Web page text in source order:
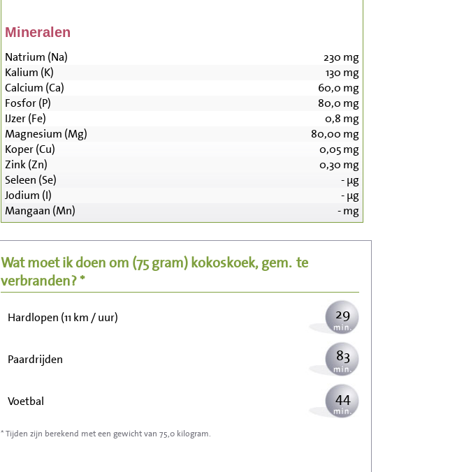
Mineralen
Natrium (Na) 230 mg
Kalium (K)
130 mg
Calcium (Ca)
60,0 mg
Fosfor (P)
80,0 mg
IJzer (Fe)
0,8 mg
Magnesium (Mg)
80,00 mg
Koper (Cu)
0,05mg
Zink (Zn)
0,30 mg
Seleen (Se)
-µg
Jodium (I)
-µg
Mangaan (Mn)
-mg
Wat moet ik doen om (75 gram)kokoskoek, gem. te
verbranden? *
Zitten, tv kijken 300
Wandelen (5 km/uur)
Hardlopen (11 km / uur) 29
Paardrijden 83
Voetbal 44
Stofzuigen
* Tijden zijn berekend met een gewicht van 75,0 kilogram.